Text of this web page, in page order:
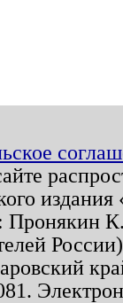
Пронякин